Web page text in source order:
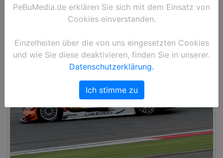
PeBuMedia.de erklären Sie sich mit dem Einsatz von
Cookies einverstanden.
Einzelheiten über die von uns eingesetzten Cookies
und wie Sie diese deaktivieren, finden Sie in unserer.
Datenschutzerklärung.
Ich stimme zu